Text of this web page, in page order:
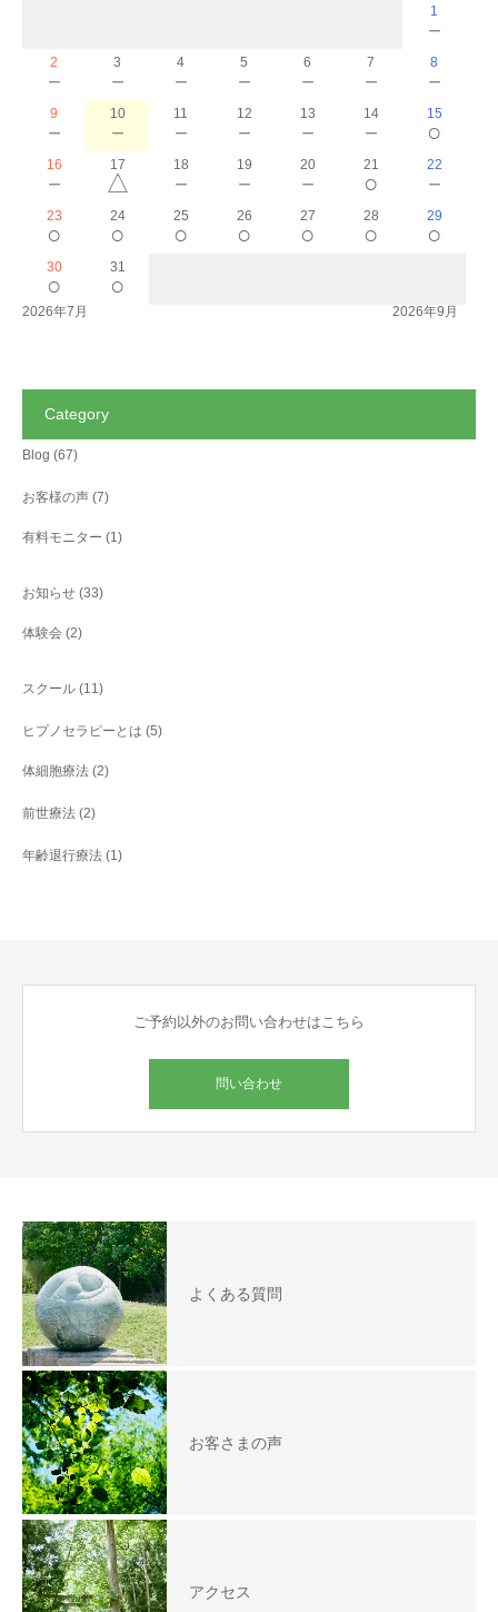
1
－
2
－
3
－
4
－
5
－
6
－
7
－
8
－
9
－
10
－
11
－
12
－
13
－
14
－
15
○
16
－
17
△
18
－
19
－
20
－
21
○
22
－
23
○
24
○
25
○
26
○
27
○
28
○
29
○
30
○
31
○
2026年7月 2026年9月
Category
Blog (67)
お客様の声 (7)
有料モニター (1)
お知らせ (33)
体験会 (2)
スクール (11)
ヒプノセラピーとは (5)
体細胞療法 (2)
前世療法 (2)
年齢退行療法 (1)
ご予約以外のお問い合わせはこちら
問い合わせ
よくある質問
お客さまの声
アクセス